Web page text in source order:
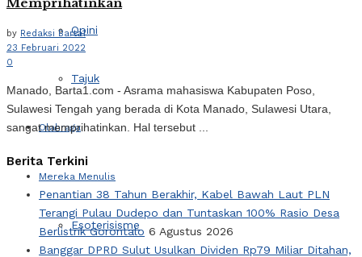
Opini
Tajuk
Olahraga
Mereka Menulis
Esoterisisme
by Redaksi Barta1
23 Februari 2022
0
Manado, Barta1.com - Asrama mahasiswa Kabupaten Poso,
Sulawesi Tengah yang berada di Kota Manado, Sulawesi Utara,
sangat memprihatinkan. Hal tersebut ...
Berita Terkini
Penantian 38 Tahun Berakhir, Kabel Bawah Laut PLN
Terangi Pulau Dudepo dan Tuntaskan 100% Rasio Desa
Berlistrik Gorontalo 6 Agustus 2026
Banggar DPRD Sulut Usulkan Dividen Rp79 Miliar Ditahan,